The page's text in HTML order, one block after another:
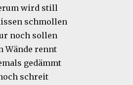
wird still
schmollen
noch sollen
Wände rennt
gedämmt
schreit